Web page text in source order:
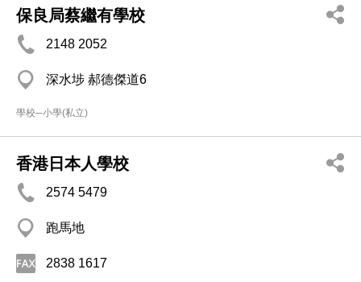
保良局蔡繼有學校
2148 2052
深水埗 郝德傑道6
學校─小學(私立)
香港日本人學校
2574 5479
跑馬地
2838 1617